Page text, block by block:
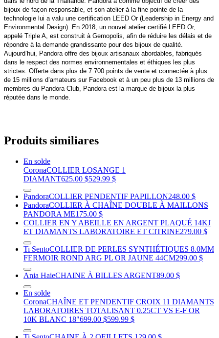
bijoux de façon responsable, et son atelier à la fine pointe de la
technologie lui a valu une certification LEED Or (Leadership in Energy and
Environmental Design). En 2018, un nouvel atelier certifié LEED Or,
appelé Triple A, est construit à Gemopolis, afin de réduire les délais et de
répondre à la demande grandissante pour des bijoux de qualité.
Aujourd’hui, Pandora offre des bijoux artisanaux abordables, fabriqués
dans le respect des normes environnementales et éthiques les plus
strictes. Offerte dans plus de 7 700 points de vente et connectée à plus
de 15 millions d’amateurs sur Facebook et à un peu plus de 13 millions de
membres du Pandora Club, Pandora est la marque de bijoux la plus
réputée dans le monde.
Produits similiares
En solde
CoronaCOLLIER LOSANGE 1
DIAMANT625.00 $529.99 $
PandoraCOLLIER PENDENTIF PAPILLON248.00 $
PandoraCOLLIER À CHAÎNE DOUBLE À MAILLONS
PANDORA ME175.00 $
COLLIER EN Y ABEILLE EN ARGENT PLAQUÉ 14KJ
ET DIAMANTS LABORATOIRE ET CITRINE279.00 $
Ti SentoCOLLIER DE PERLES SYNTHÉTIQUES 8.0MM
FERMOIR ROND ARG PL OR JAUNE 44CM299.00 $
Ania HaieCHAINE À BILLES ARGENT89.00 $
En solde
CoronaCHAÎNE ET PENDENTIF CROIX 11 DIAMANTS
LABORATOIRES TOTALISANT 0.25CT VS E-F OR
10K BLANC 18"699.00 $599.99 $